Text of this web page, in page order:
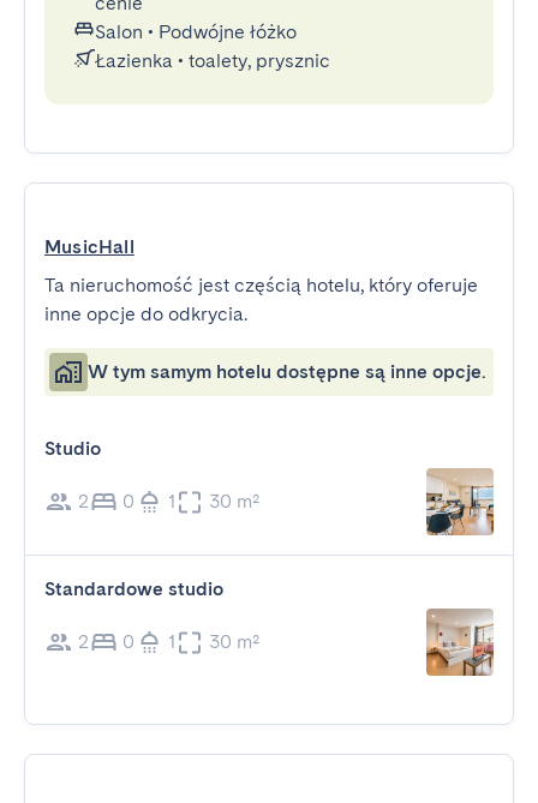
Salon • Podwójne łóżko
Łazienka • toalety, prysznic
MusicHall
Ta nieruchomość jest częścią hotelu, który oferuje
inne opcje do odkrycia.
W tym samym hotelu dostępne są inne opcje.
Studio
2 0 1 30 m²
Standardowe studio
2 0 1 30 m²